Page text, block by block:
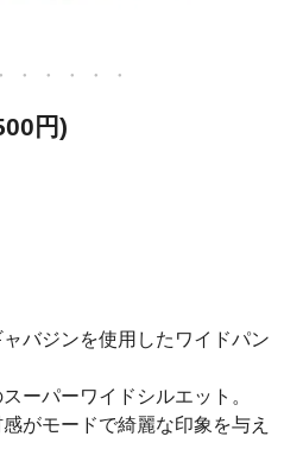
円)
バジンを使用したワイドパン
ーパーワイドシルエット。
がモードで綺麗な印象を与え